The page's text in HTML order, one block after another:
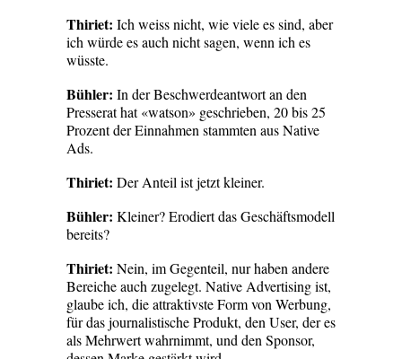
Thiriet: Ich weiss nicht, wie viele es sind, aber
ich würde es auch nicht sagen, wenn ich es
wüsste.
Bühler: In der Beschwerdeantwort an den
Presserat hat «watson» geschrieben, 20 bis 25
Prozent der Einnahmen stammten aus Native
Ads.
Thiriet: Der Anteil ist jetzt kleiner.
Bühler: Kleiner? Erodiert das Geschäftsmodell
bereits?
Thiriet: Nein, im Gegenteil, nur haben andere
Bereiche auch zugelegt. Native Advertising ist,
glaube ich, die attraktivste Form von Werbung,
für das journalistische Produkt, den User, der es
als Mehrwert wahrnimmt, und den Sponsor,